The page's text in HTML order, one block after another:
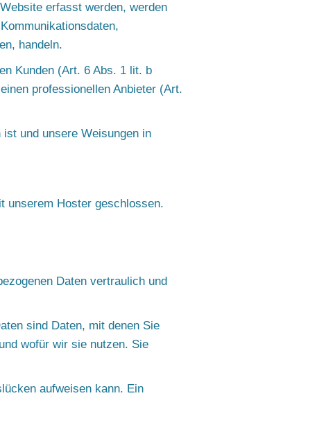
erfasst werden, werden
handeln.
Kunden (Art. 6 Abs. 1 lit. b
professionellen Anbieter (Art.
und unsere Weisungen in
unserem Hoster geschlossen.
Daten vertraulich und
sind Daten, mit denen Sie
wofür wir sie nutzen. Sie
aufweisen kann. Ein